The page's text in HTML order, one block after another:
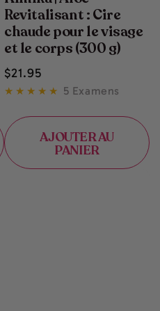
Revitalisant : Cire
chaude pour le visage
et le corps (300 g)
Prix
$21.95
5 Examens
AJOUTER AU
PANIER